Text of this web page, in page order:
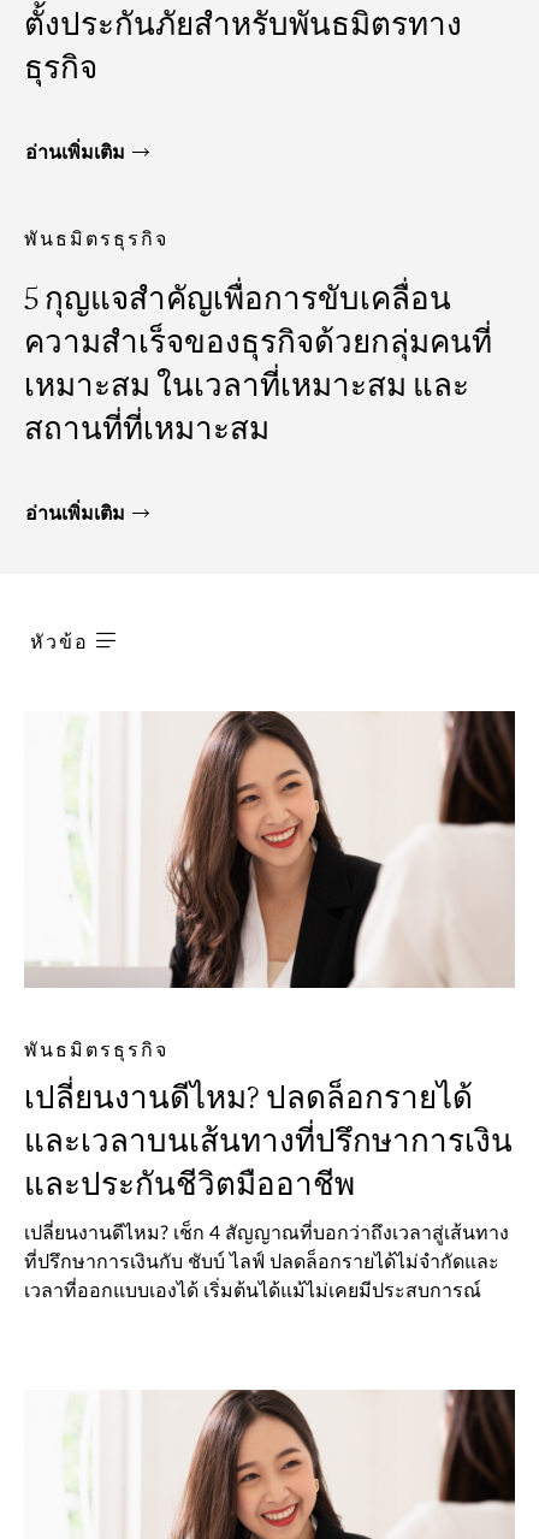
ตั้งประกันภัยสำหรับพันธมิตรทาง
ธุรกิจ
อ่านเพิ่มเติม
พันธมิตรธุรกิจ
5 กุญแจสำคัญเพื่อการขับเคลื่อน
ความสำเร็จของธุรกิจด้วยกลุ่มคนที่
เหมาะสม ในเวลาที่เหมาะสม และ
สถานที่ที่เหมาะสม
อ่านเพิ่มเติม
หัวข้อ
พันธมิตรธุรกิจ
เปลี่ยนงานดีไหม? ปลดล็อกรายได้
และเวลาบนเส้นทางที่ปรึกษาการเงิน
และประกันชีวิตมืออาชีพ
เปลี่ยนงานดีไหม? เช็ก 4 สัญญาณที่บอกว่าถึงเวลาสู่เส้นทาง
ที่ปรึกษาการเงินกับ ชับบ์ ไลฟ์ ปลดล็อกรายได้ไม่จำกัดและ
เวลาที่ออกแบบเองได้ เริ่มต้นได้แม้ไม่เคยมีประสบการณ์